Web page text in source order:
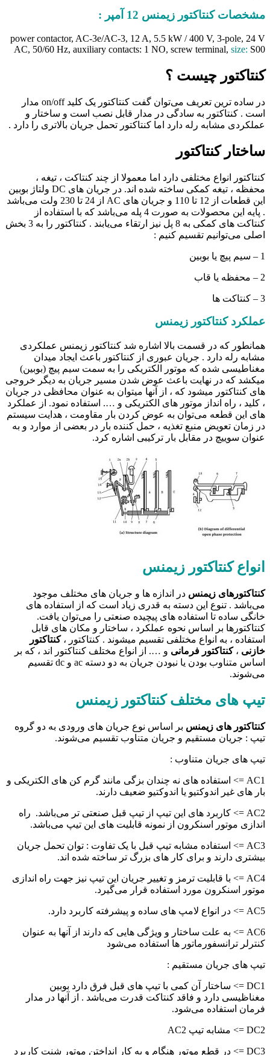
مشخصات کنتاکتور زیمنس 12 آمپر :
power contactor, AC-3e/AC-3, 12 A, 5.5 kW / 400 V, 3-pole, 24 V
AC, 50/60 Hz, auxiliary contacts: 1 NO, screw terminal, size: S00
کنتاکتور چیست ؟
در ساده ترین تعریف می‌توان گفت کنتاکتور یک کلید on/off مدار
است . کنتاکتور به سادگی در مدار قابل نصب است و ساختار و
عملکردی مشابه رله دارد اما کنتاکتور تحمل جریان بالاتری را دارد .
ساختار کنتاکتور
کنتاکتور انواع مختلفی دارد اما معمولا از چند کنتاکت ، تیغه ،
محفظه ، تیغه کمکی ساخته شده اند. در جریان های DC ولتاژ بوبین
این قطعات از 12 تا 110 و جریان های AC از 24 تا 230 ولت می‌باشد
. پایه این محصولات به صورت 4 پله می‌باشد که با استفاده از
کنتاکت های کمکی به 8 پل نیز ارتقاء می‌یابند . کنتاکتور را به 3 بخش
اصلی می‌توانیم تقسیم کنیم :
1 – سیم پیچ یا بوبین
2 – محفظه یا قاب
3 – کنتاکت ها
عملکرد کنتاکتور زیمنس
همانطور که در قسمت بالا اشاره شد کنتاکتور زیمنس عملکردی
مشابه رله دارد . جریان عبوری از کنتاکتور باعث ایجاد میدان
مغناطیسی شده که موتور الکتریکی را به سمت سیم پیچ (بوبین)
میکشد که در نهایت باعث عوض شدن مسیر جریان به دیگر خروجی
های کنتاکتور میشود که ، از آنها میتوان به عنوان محافظی در جریان
، کلید ، راه انداز موتور های الکتریکی و …. استفاده نمود. از عملکرد
های این قطعه می‌توان به عوض کردن بار مقاومت ، هدایت سیستم
در زمان تعویض منبع تغذیه ، حمل کننده بار در بعضی از موارد و به
عنوان سوییچ در مقابل بار ترکیبی اشاره کرد.
انواع کنتاکتور زیمنس
کنتاکتور‌های زیمنس در اندازه ها و جریان های مختلف موجود
می‌باشد . تنوع این دسته به قدری زیاد است که از استفاده های
خانگی ساده تا استفاده های پیچیده صنعتی را می‌توان یافت.
کنتاکتورها بر اساس نحوه عملکرد ، ساختار و مکان های قابل
استفاده ، به انواع مختلفی تقسیم میشوند . کنتاکتور ، کنتاکتور
خازنی ،کنتاکتور فرمانی و …. از انواع مختلف کنتاکتور اند ، که بر
اساس متناوب بودن یا نبودن جریان به دو دسته ac و dc تقسیم
می‌شوند.
تیپ های مختلف کنتاکتور زیمنس
کنتاکتور های زیمنس بر اساس نوع جریان های ورودی به دو گروه
تیپ : جریان مستقیم و جریان متناوب تقسیم می‌شوند.
تیپ های جریان متناوب :
AC1 => استفاده های نه چندان بزگی مانند گرم کن های الکتریکی و
بار های غیر اندوکتیو یا اندوکتیو ضعیف دارند.
AC2 => کاربرد های این تیپ از تیپ قبل صنعتی تر می‌باشد. راه
اندازی موتور اسنکرون از نمونه قابلیت های این تیپ می‌باشد.
AC3 => استفاده مشابه تیپ قبل با یک تفاوت : توان تحمل جریان
بیشتری دارند و برای کار های بزرگ تر ساخته شده اند.
AC4 => با قابلیت ترمز و تغییر جریان این تیپ نیز جهت راه اندازی
موتور اسنکرون مورد استفاده قرار می‌گیرد.
AC5 => در انواع لامپ های ساده و پیشرفته کاربرد دارد.
AC6 => به علت ساختار و ویژگی هایی که دارند از آنها به عنوان
کنترلر ترانسفورماتور ها استفاده می‌شود
تیپ های جریان مستقیم :
DC1 => ساختار آن کمی با تیپ های قبل فرق دارد بوبین
مغناظیسی دارد و فاقد کنتاکت قدرت می‌باشد . از آنها در مدار
فرمان استفاده می‌شود.
DC2 => مشابه تیپ AC2
DC3 => در قطع موتور هنگام و به کار انداختن موتور شنت کاربرد